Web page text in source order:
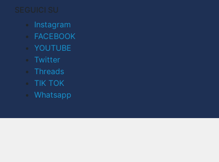
SEGUICI SU
Instagram
FACEBOOK
YOUTUBE
Twitter
Threads
TIK TOK
Whatsapp